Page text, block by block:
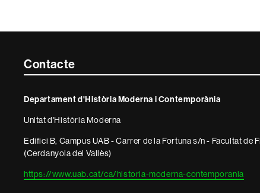
Contacte
informació
legal
Contacte
Departament d'Història Moderna i Contemporània
Unitat d'Història Moderna
Edifici B, Campus UAB - Carrer de la Fortuna s/n - Facultat de
(Cerdanyola del Vallès)
https://www.uab.cat/ca/historia-moderna-contemporania